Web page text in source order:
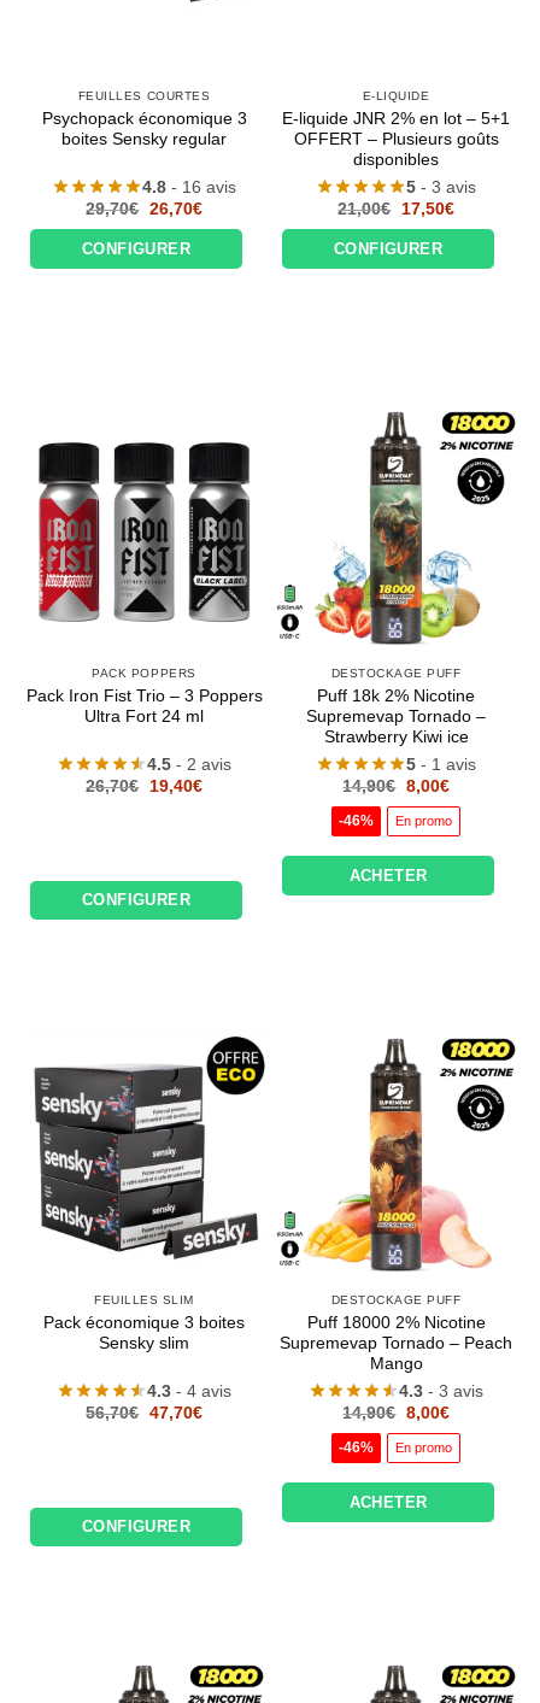
FEUILLES COURTES
Psychopack économique 3
boites Sensky regular
4.8 - 16 avis
29,70€ Le
initial
était :
29,70€.
26,70€Le
actuel
26,70€.
CONFIGURER
E-LIQUIDE
E-liquide JNR 2% en lot – 5+1
OFFERT – Plusieurs goûts
disponibles
5 - 3 avis
21,00€
Le
initial
était :
21,00€.
17,50€Le
actuel
17,50€.
CONFIGURER
PACK POPPERS
Pack Iron Fist Trio – 3 Poppers
Ultra Fort 24 ml
4.5 - 2 avis
26,70€
Le
19,40€Le
CONFIGURER
DESTOCKAGE PUFF
Puff 18k 2% Nicotine
Supremevap Tornado –
Strawberry Kiwi ice
5 - 1 avis
14,90€ Le
initial
était :
8,00€Le
actuel
est :
-46% En promo
ACHETER
FEUILLES SLIM
Pack économique 3 boites
Sensky slim
4.3 - 4 avis
56,70€ Le
47,70€Le
CONFIGURER
DESTOCKAGE PUFF
Puff 18000 2% Nicotine
Supremevap Tornado – Peach
Mango
4.3 - 3 avis
14,90€ Le
initial
était :
8,00€Le
actuel
est :
-46% En promo
ACHETER